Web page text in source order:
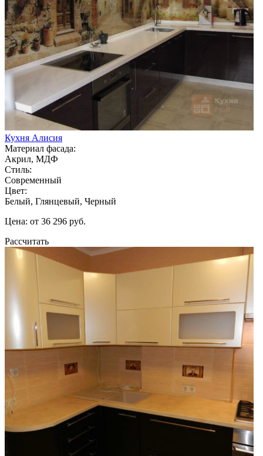
Кухня Алисия
Материал фасада:
Акрил, МДФ
Стиль:
Современный
Цвет:
Белый, Глянцевый, Черный
Цена: от 36 296 руб.
Рассчитать